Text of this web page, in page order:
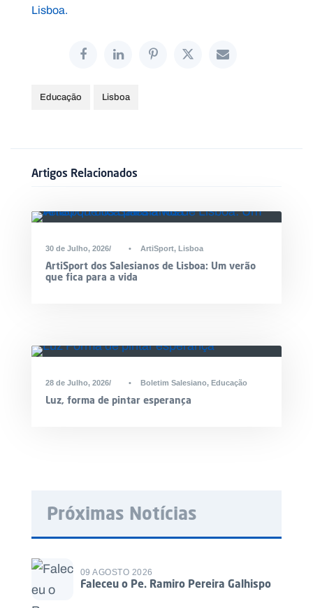
Lisboa.
Educação Lisboa
Artigos Relacionados
30 de Julho, 2026 • ArtiSport, Lisboa
ArtiSport dos Salesianos de Lisboa: Um verão
que fica para a vida
28 de Julho, 2026 • Boletim Salesiano, Educação
Luz, forma de pintar esperança
Próximas Notícias
09 AGOSTO 2026
Faleceu o Pe. Ramiro Pereira Galhispo